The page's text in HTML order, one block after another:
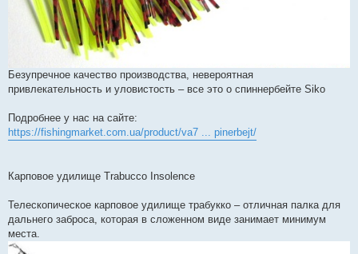
Безупречное качество производства, невероятная
привлекательность и уловистость – все это о спиннербейте Siko
Подробнее у нас на сайте:
https://fishingmarket.com.ua/product/va7 ... pinerbejt/
Карповое удилище Trabucco Insolence
Телескопическое карповое удилище трабукко – отличная палка для
дальнего заброса, которая в сложенном виде занимает минимум
места.